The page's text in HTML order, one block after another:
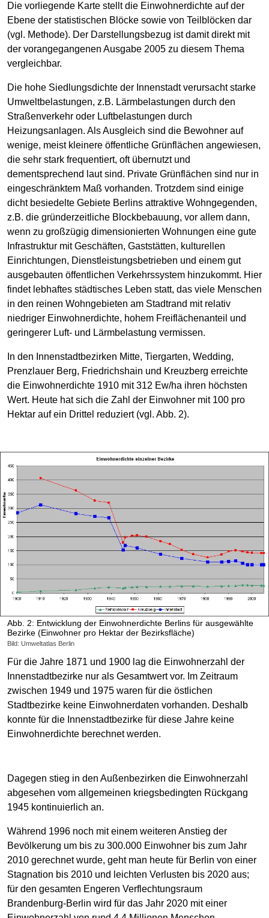
Die vorliegende Karte stellt die Einwohnerdichte auf der
Ebene der statistischen Blöcke sowie von Teilblöcken dar
(vgl. Methode). Der Darstellungsbezug ist damit direkt mit
der vorangegangenen Ausgabe 2005 zu diesem Thema
vergleichbar.
Die hohe Siedlungsdichte der Innenstadt verursacht starke
Umweltbelastungen, z.B. Lärmbelastungen durch den
Straßenverkehr oder Luftbelastungen durch
Heizungsanlagen. Als Ausgleich sind die Bewohner auf
wenige, meist kleinere öffentliche Grünflächen angewiesen,
die sehr stark frequentiert, oft übernutzt und
dementsprechend laut sind. Private Grünflächen sind nur in
eingeschränktem Maß vorhanden. Trotzdem sind einige
dicht besiedelte Gebiete Berlins attraktive Wohngegenden,
z.B. die gründerzeitliche Blockbebauung, vor allem dann,
wenn zu großzügig dimensionierten Wohnungen eine gute
Infrastruktur mit Geschäften, Gaststätten, kulturellen
Einrichtungen, Dienstleistungsbetrieben und einem gut
ausgebauten öffentlichen Verkehrssystem hinzukommt. Hier
findet lebhaftes städtisches Leben statt, das viele Menschen
in den reinen Wohngebieten am Stadtrand mit relativ
niedriger Einwohnerdichte, hohem Freiflächenanteil und
geringerer Luft- und Lärmbelastung vermissen.
In den Innenstadtbezirken Mitte, Tiergarten, Wedding,
Prenzlauer Berg, Friedrichshain und Kreuzberg erreichte
die Einwohnerdichte 1910 mit 312 Ew/ha ihren höchsten
Wert. Heute hat sich die Zahl der Einwohner mit 100 pro
Hektar auf ein Drittel reduziert (vgl. Abb. 2).
Abb. 2: Entwicklung der Einwohnerdichte Berlins für ausgewählte
Bezirke (Einwohner pro Hektar der Bezirksfläche)
Bild: Umweltatlas Berlin
Für die Jahre 1871 und 1900 lag die Einwohnerzahl der
Innenstadtbezirke nur als Gesamtwert vor. Im Zeitraum
zwischen 1949 und 1975 waren für die östlichen
Stadtbezirke keine Einwohnerdaten vorhanden. Deshalb
konnte für die Innenstadtbezirke für diese Jahre keine
Einwohnerdichte berechnet werden.
Dagegen stieg in den Außenbezirken die Einwohnerzahl
abgesehen vom allgemeinen kriegsbedingten Rückgang
1945 kontinuierlich an.
Während 1996 noch mit einem weiteren Anstieg der
Bevölkerung um bis zu 300.000 Einwohner bis zum Jahr
2010 gerechnet wurde, geht man heute für Berlin von einer
Stagnation bis 2010 und leichten Verlusten bis 2020 aus;
für den gesamten Engeren Verflechtungsraum
Brandenburg-Berlin wird für das Jahr 2020 mit einer